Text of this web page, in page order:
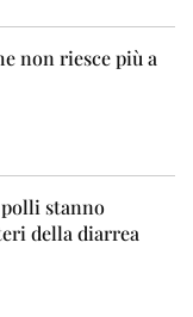
non riesce più a
stanno
della diarrea